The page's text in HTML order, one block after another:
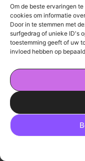
Om de beste ervaringen
cookies om informatie
Door in te stemmen met
surfgedrag of unieke ID's
toestemming geeft of uw
invloed hebben op
kickinsite.nl
Een